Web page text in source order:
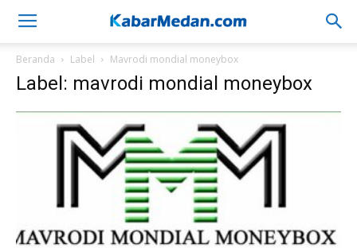
Beranda Label Mavrodi mondial moneybox
Label: mavrodi mondial moneybox